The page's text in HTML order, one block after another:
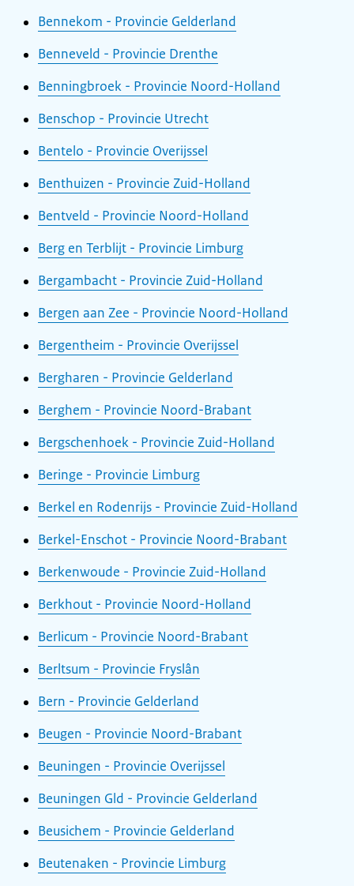
Bennekom - Provincie Gelderland
Benneveld - Provincie Drenthe
Benningbroek - Provincie Noord-Holland
Benschop - Provincie Utrecht
Bentelo - Provincie Overijssel
Benthuizen - Provincie Zuid-Holland
Bentveld - Provincie Noord-Holland
Berg en Terblijt - Provincie Limburg
Bergambacht - Provincie Zuid-Holland
Bergen aan Zee - Provincie Noord-Holland
Bergentheim - Provincie Overijssel
Bergharen - Provincie Gelderland
Berghem - Provincie Noord-Brabant
Bergschenhoek - Provincie Zuid-Holland
Beringe - Provincie Limburg
Berkel en Rodenrijs - Provincie Zuid-Holland
Berkel-Enschot - Provincie Noord-Brabant
Berkenwoude - Provincie Zuid-Holland
Berkhout - Provincie Noord-Holland
Berlicum - Provincie Noord-Brabant
Berltsum - Provincie Fryslân
Bern - Provincie Gelderland
Beugen - Provincie Noord-Brabant
Beuningen - Provincie Overijssel
Beuningen Gld - Provincie Gelderland
Beusichem - Provincie Gelderland
Beutenaken - Provincie Limburg